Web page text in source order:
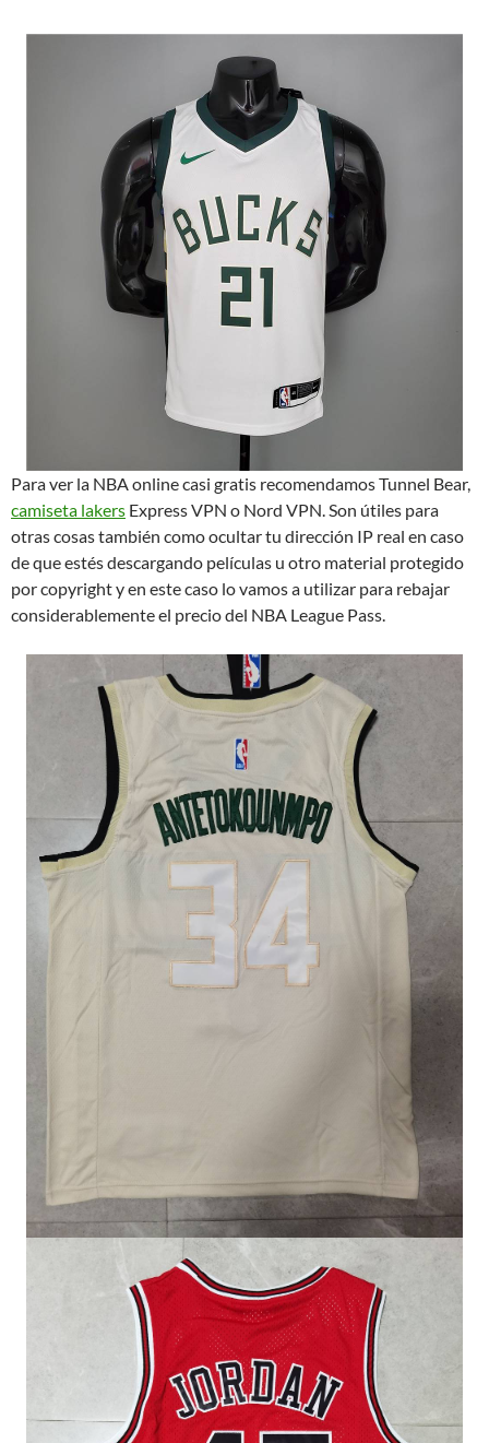
Para ver la NBA online casi gratis recomendamos Tunnel Bear,
camiseta lakers Express VPN o Nord VPN. Son útiles para
otras cosas también como ocultar tu dirección IP real en caso
de que estés descargando películas u otro material protegido
por copyright y en este caso lo vamos a utilizar para rebajar
considerablemente el precio del NBA League Pass.